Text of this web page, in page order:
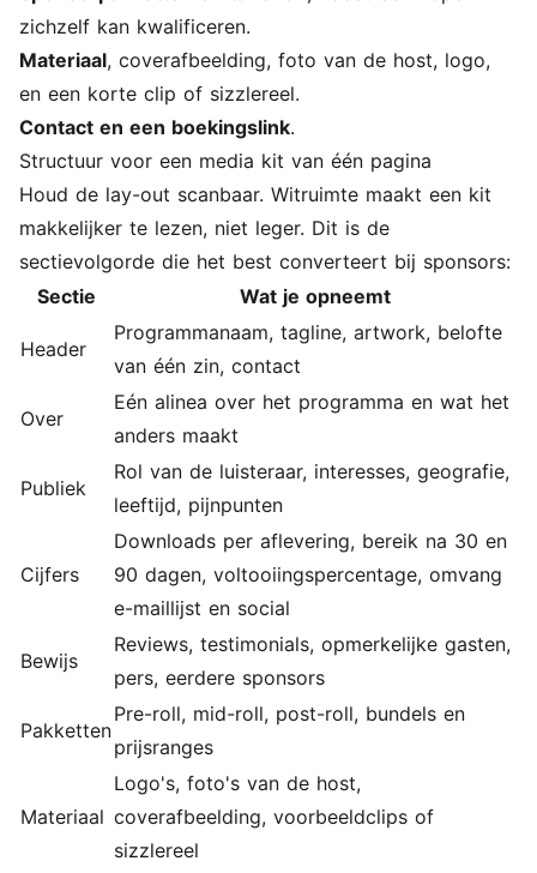
zichzelf kan kwalificeren.
Materiaal, coverafbeelding, foto van de host, logo,
en een korte clip of sizzlereel.
Contact en een boekingslink.
Structuur voor een media kit van één pagina
Houd de lay-out scanbaar. Witruimte maakt een kit
makkelijker te lezen, niet leger. Dit is de
sectievolgorde die het best converteert bij sponsors:
Sectie
Wat je opneemt
Header
Programmanaam, tagline, artwork, belofte
van één zin, contact
Over
Eén alinea over het programma en wat het
anders maakt
Publiek
Rol van de luisteraar, interesses, geografie,
leeftijd, pijnpunten
Cijfers
Downloads per aflevering, bereik na 30 en
90 dagen, voltooiingspercentage, omvang
e-maillijst en social
Bewijs
Reviews, testimonials, opmerkelijke gasten,
pers, eerdere sponsors
Pakketten
Pre-roll, mid-roll, post-roll, bundels en
prijsranges
Materiaal
Logo's, foto's van de host,
coverafbeelding, voorbeeldclips of
sizzlereel